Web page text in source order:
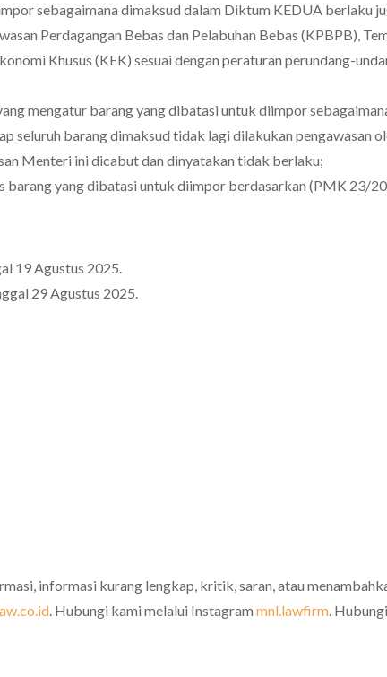
sebagaimana dimaksud dalam Diktum KEDUA berlaku
Perdagangan Bebas dan Pelabuhan Bebas (KPBPB),
Khusus (KEK) sesuai dengan peraturan perundang-
mengatur barang yang dibatasi untuk diimpor
seluruh barang dimaksud tidak lagi dilakukan pengawasan
Menteri ini dicabut dan dinyatakan tidak berlaku;
barang yang dibatasi untuk diimpor berdasarkan (PMK 23/
19 Agustus 2025.
29 Agustus 2025.
informasi kurang lengkap, kritik, saran, atau
. Hubungi kami melalui Instagram mnl.lawfirm.